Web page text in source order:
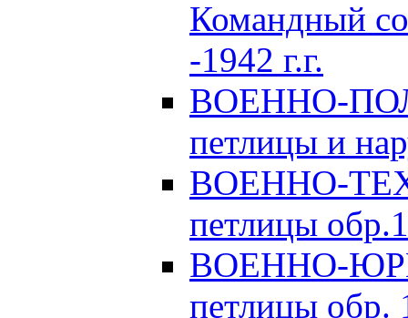
Командный
-1942 г.г.
ВОЕННО-
петлицы и
ВОЕННО-
петлицы
ВОЕННО-
петлицы обр.